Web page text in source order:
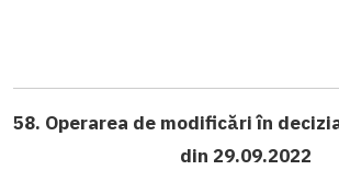
58. Operarea de modificări în
din 29.09.2022